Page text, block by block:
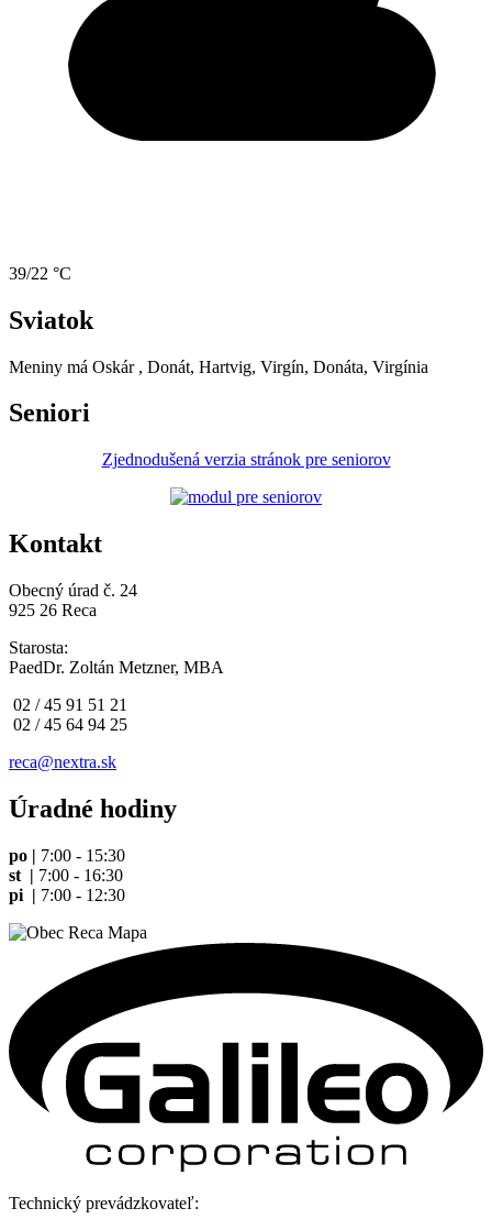
39/22 °C
Sviatok
Meniny má Oskár , Donát, Hartvig, Virgín, Donáta, Virgínia
Seniori
Zjednodušená verzia stránok pre seniorov
Kontakt
Obecný úrad č. 24
925 26 Reca
Starosta:
PaedDr. Zoltán Metzner, MBA
02 / 45 91 51 21
02 / 45 64 94 25
reca@nextra.sk
Úradné hodiny
po | 7:00 - 15:30
st | 7:00 - 16:30
pi | 7:00 - 12:30
Technický prevádzkovateľ: